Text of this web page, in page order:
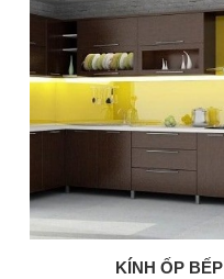
KÍNH ỐP BẾP